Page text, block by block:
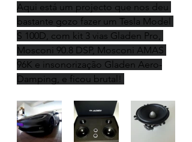
Aqui está um projecto que nos deu
bastante gozo fazer um Tesla Model
S 100D, com kit 3 vias Gladen Pro,
Mosconi 90.8 DSP, Mosconi AMAS
96K e insonorização Gladen Aero-
Damping, e ficou brutal!